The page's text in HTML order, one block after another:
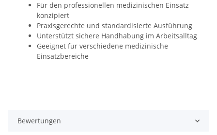
Für den professionellen medizinischen Einsatz
konzipiert
Praxisgerechte und standardisierte Ausführung
Unterstützt sichere Handhabung im Arbeitsalltag
Geeignet für verschiedene medizinische
Einsatzbereiche
Bewertungen